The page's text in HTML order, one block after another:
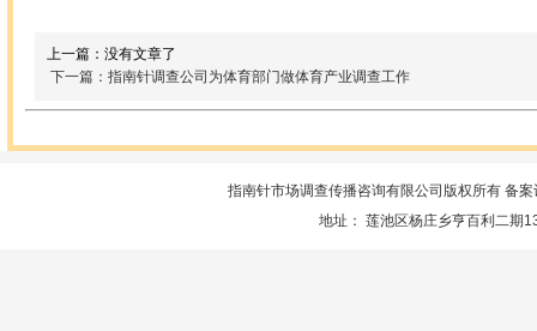
上一篇：没有文章了
下一篇：指南针调查公司为体育部门做体育产业调查工作
指南针市场调查传播咨询有限公司版权所有 备案
地址： 莲池区杨庄乡亨百利二